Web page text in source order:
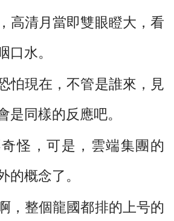
清月當即雙眼瞪大，看
口水。
現在，不管是誰來，見
是同樣的反應吧。
，可是，雲端集團的
的概念了。
整個龍國都排的上号的